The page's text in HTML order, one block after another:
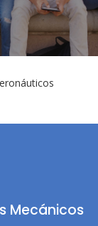
Mecánicos